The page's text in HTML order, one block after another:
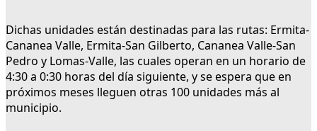
Dichas unidades están destinadas para las rutas: Ermita-
Cananea Valle, Ermita-San Gilberto, Cananea Valle-San
Pedro y Lomas-Valle, las cuales operan en un horario de
4:30 a 0:30 horas del día siguiente, y se espera que en
próximos meses lleguen otras 100 unidades más al
municipio.